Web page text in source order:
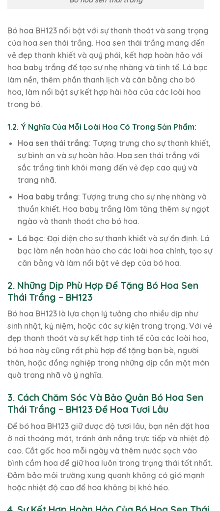
Bó hoa BH123 nổi bật với sự thanh thoát và sang trọng
của hoa sen thái trắng. Hoa sen thái trắng mang đến
vẻ đẹp thanh khiết và quý phái, kết hợp hoàn hảo với
hoa baby trắng để tạo sự nhẹ nhàng và tinh tế. Lá bạc
làm nền, thêm phần thanh lịch và cân bằng cho bó
hoa, làm nổi bật sự kết hợp hài hòa của các loài hoa
trong bó.
1.2. Ý Nghĩa Của Mỗi Loài Hoa Có Trong Sản Phẩm:
Hoa sen thái trắng: Tượng trưng cho sự thanh khiết,
sự bình an và sự hoàn hảo. Hoa sen thái trắng với
sắc trắng tinh khôi mang đến vẻ đẹp cao quý và
trang nhã.
Hoa baby trắng: Tượng trưng cho sự nhẹ nhàng và
thuần khiết. Hoa baby trắng làm tăng thêm sự ngọt
ngào và thanh thoát cho bó hoa.
Lá bạc: Đại diện cho sự thanh khiết và sự ổn định. Lá
bạc làm nền hoàn hảo cho các loài hoa chính, tạo sự
cân bằng và làm nổi bật vẻ đẹp của bó hoa.
2. Những Dịp Phù Hợp Để Tặng Bó Hoa Sen
Thái Trắng – BH123
Bó hoa BH123 là lựa chọn lý tưởng cho nhiều dịp như
sinh nhật, kỷ niệm, hoặc các sự kiện trang trọng. Với vẻ
đẹp thanh thoát và sự kết hợp tinh tế của các loài hoa,
bó hoa này cũng rất phù hợp để tặng bạn bè, người
thân, hoặc đồng nghiệp trong những dịp cần một món
quà trang nhã và ý nghĩa.
3. Cách Chăm Sóc Và Bảo Quản Bó Hoa Sen
Thái Trắng – BH123 Để Hoa Tươi Lâu
Để bó hoa BH123 giữ được độ tươi lâu, bạn nên đặt hoa
ở nơi thoáng mát, tránh ánh nắng trực tiếp và nhiệt độ
cao. Cắt gốc hoa mỗi ngày và thêm nước sạch vào
bình cắm hoa để giữ hoa luôn trong trạng thái tốt nhất.
Đảm bảo môi trường xung quanh không có gió mạnh
hoặc nhiệt độ cao để hoa không bị khô héo.